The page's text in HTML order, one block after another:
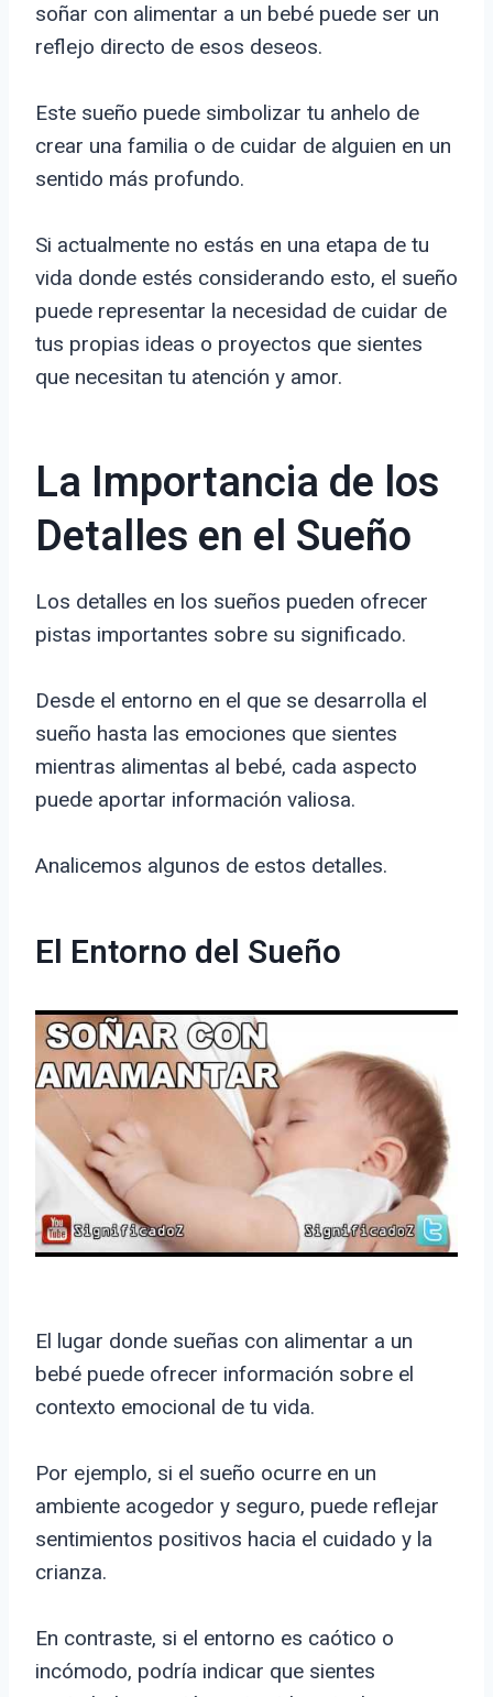
soñar con alimentar a un bebé puede ser un
reflejo directo de esos deseos.
Este sueño puede simbolizar tu anhelo de
crear una familia o de cuidar de alguien en un
sentido más profundo.
Si actualmente no estás en una etapa de tu
vida donde estés considerando esto, el sueño
puede representar la necesidad de cuidar de
tus propias ideas o proyectos que sientes
que necesitan tu atención y amor.
La Importancia de los
Detalles en el Sueño
Los detalles en los sueños pueden ofrecer
pistas importantes sobre su significado.
Desde el entorno en el que se desarrolla el
sueño hasta las emociones que sientes
mientras alimentas al bebé, cada aspecto
puede aportar información valiosa.
Analicemos algunos de estos detalles.
El Entorno del Sueño
El lugar donde sueñas con alimentar a un
bebé puede ofrecer información sobre el
contexto emocional de tu vida.
Por ejemplo, si el sueño ocurre en un
ambiente acogedor y seguro, puede reflejar
sentimientos positivos hacia el cuidado y la
crianza.
En contraste, si el entorno es caótico o
incómodo, podría indicar que sientes